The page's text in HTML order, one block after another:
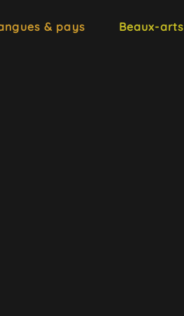
& pays Beaux-arts